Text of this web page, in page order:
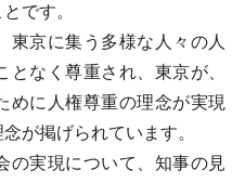
です。
京に集う多様な人々の人
なく尊重され、東京が、
めに人権尊重の理念が実現
が掲げられています。
実現について、知事の見